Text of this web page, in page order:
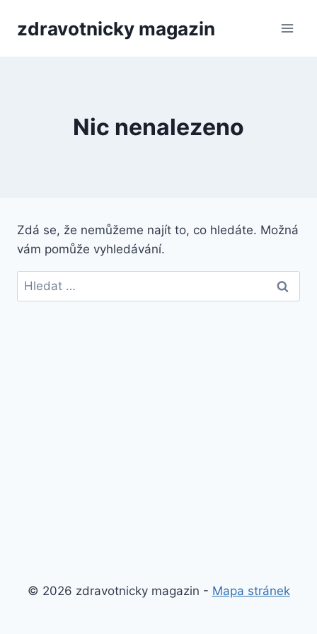
zdravotnicky magazin
Nic nenalezeno
Zdá se, že nemůžeme najít to, co hledáte. Možná
vám pomůže vyhledávání.
Vyhledávání
© 2026 zdravotnicky magazin - Mapa stránek